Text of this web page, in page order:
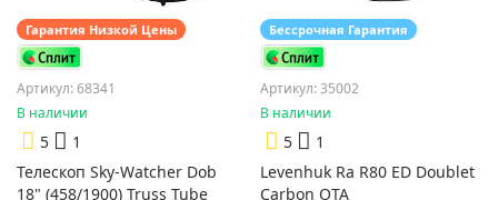
Гарантия Низкой Цены
Артикул: 68341
В наличии
5
1
Телескоп Sky-Watcher Dob
18" (458/1900) Truss Tube
Бессрочная Гарантия
Артикул: 35002
В наличии
5
1
Levenhuk Ra R80 ED Doublet
Carbon OTA